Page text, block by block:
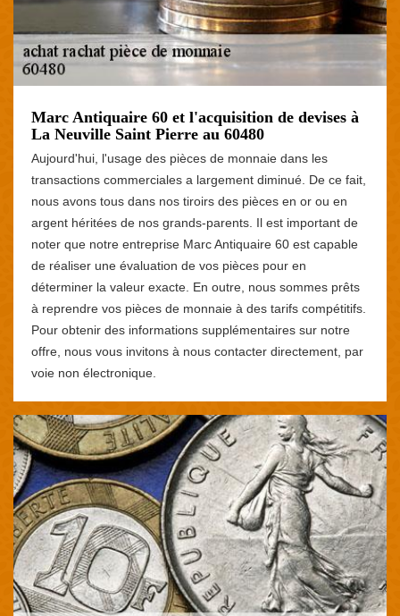
Marc Antiquaire 60 et l'acquisition de devises à
La Neuville Saint Pierre au 60480
Aujourd'hui, l'usage des pièces de monnaie dans les
transactions commerciales a largement diminué. De ce fait,
nous avons tous dans nos tiroirs des pièces en or ou en
argent héritées de nos grands-parents. Il est important de
noter que notre entreprise Marc Antiquaire 60 est capable
de réaliser une évaluation de vos pièces pour en
déterminer la valeur exacte. En outre, nous sommes prêts
à reprendre vos pièces de monnaie à des tarifs compétitifs.
Pour obtenir des informations supplémentaires sur notre
offre, nous vous invitons à nous contacter directement, par
voie non électronique.